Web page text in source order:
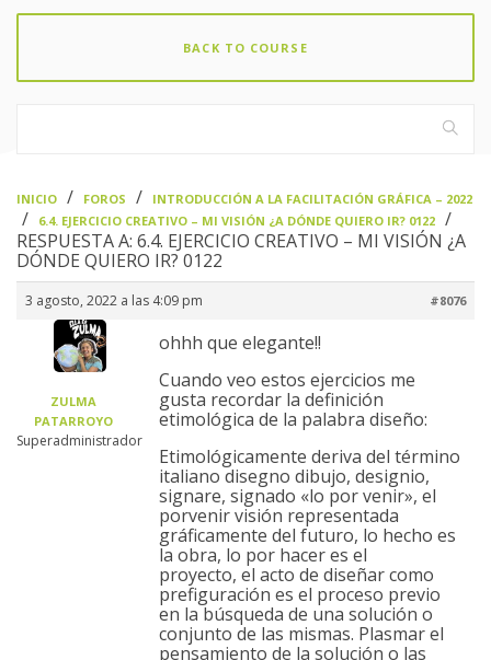
BACK TO COURSE
INICIO FOROS INTRODUCCIÓN A LA FACILITACIÓN GRÁFICA – 2022
6.4. EJERCICIO CREATIVO – MI VISIÓN ¿A DÓNDE QUIERO IR? 0122
RESPUESTA A: 6.4. EJERCICIO CREATIVO – MI VISIÓN ¿A
DÓNDE QUIERO IR? 0122
3 agosto, 2022 a las 4:09 pm #8076
ZULMA
PATARROYO
Superadministrador
ohhh que elegante!!
Cuando veo estos ejercicios me
gusta recordar la definición
etimológica de la palabra diseño:
Etimológicamente deriva del término
italiano disegno dibujo, designio,
signare, signado «lo por venir», el
porvenir visión representada
gráficamente del futuro, lo hecho es
la obra, lo por hacer es el
proyecto, el acto de diseñar como
prefiguración es el proceso previo
en la búsqueda de una solución o
conjunto de las mismas. Plasmar el
pensamiento de la solución o las